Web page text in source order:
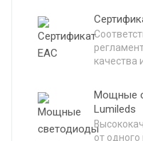
качества
Мощные
Lumileds
от